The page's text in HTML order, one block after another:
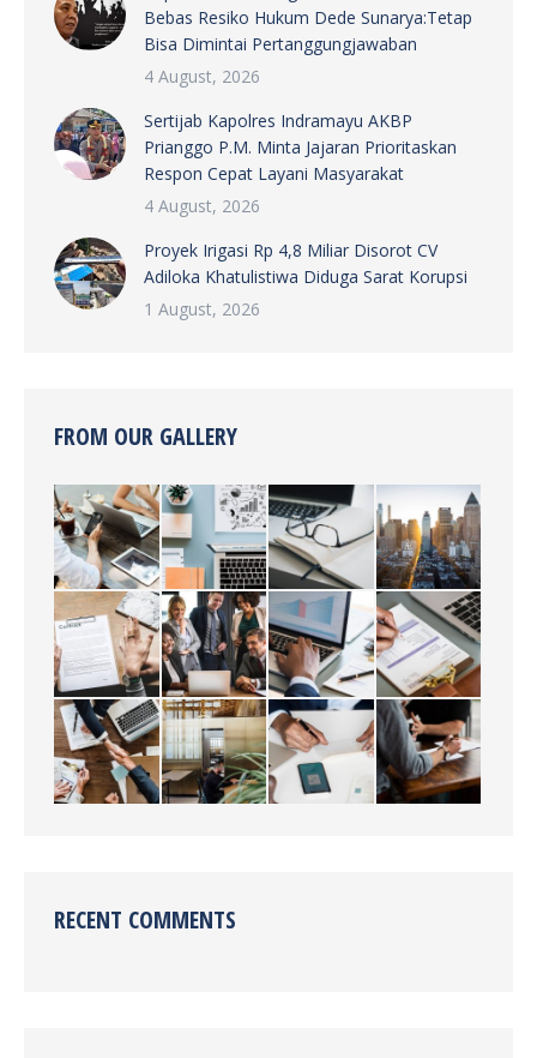
Bebas Resiko Hukum Dede Sunarya:Tetap
Bisa Dimintai Pertanggungjawaban
4 August, 2026
Sertijab Kapolres Indramayu AKBP
Prianggo P.M. Minta Jajaran Prioritaskan
Respon Cepat Layani Masyarakat
4 August, 2026
Proyek Irigasi Rp 4,8 Miliar Disorot CV
Adiloka Khatulistiwa Diduga Sarat Korupsi
1 August, 2026
FROM OUR GALLERY
RECENT COMMENTS